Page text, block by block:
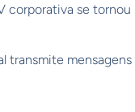
se tornou
mensagens